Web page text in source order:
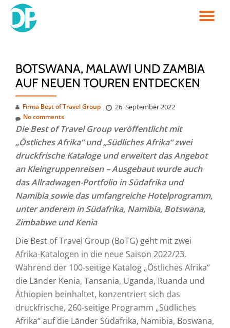
Skip
BOTSWANA, MALAWI UND ZAMBIA
AUF NEUEN TOUREN ENTDECKEN
Firma Best of Travel Group 26. September 2022
No comments
Die Best of Travel Group veröffentlicht mit
„Östliches Afrika“ und „Südliches Afrika“ zwei
druckfrische Kataloge und erweitert das Angebot
an Kleingruppenreisen – Ausgebaut wurde auch
das Allradwagen-Portfolio in Südafrika und
Namibia sowie das umfangreiche Hotelprogramm,
unter anderem in Südafrika, Namibia, Botswana,
Zimbabwe und Kenia
Die Best of Travel Group (BoTG) geht mit zwei
Afrika-Katalogen in die neue Saison 2022/23.
Während der 100-seitige Katalog „Östliches Afrika“
die Länder Kenia, Tansania, Uganda, Ruanda und
Äthiopien beinhaltet, konzentriert sich das
druckfrische, 260-seitige Programm „Südliches
Afrika“ auf die Länder Südafrika, Namibia, Boswana,